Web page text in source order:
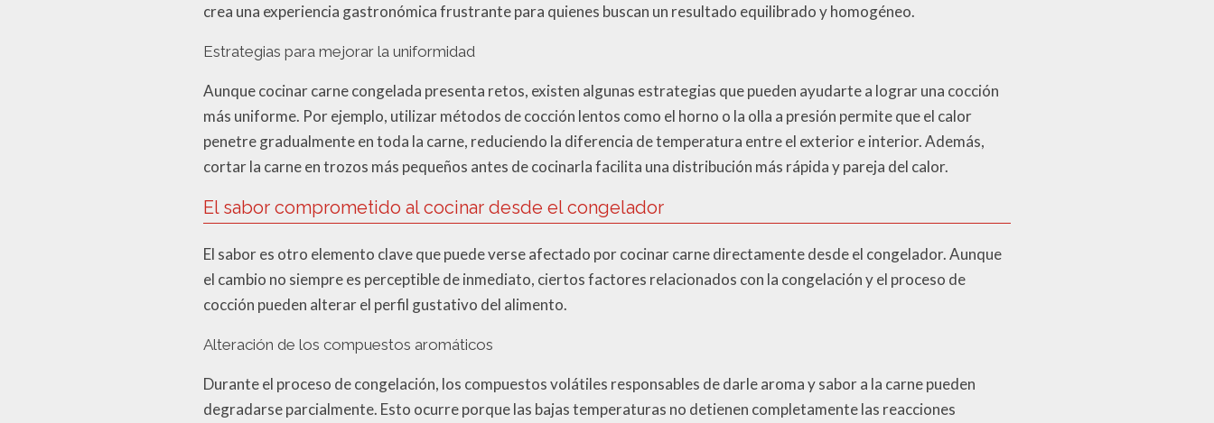
crea una experiencia gastronómica frustrante para quienes buscan un resultado equilibrado y homogéneo.
Estrategias para mejorar la uniformidad
Aunque cocinar carne congelada presenta retos, existen algunas estrategias que pueden ayudarte a lograr una cocción
más uniforme. Por ejemplo, utilizar métodos de cocción lentos como el horno o la olla a presión permite que el calor
penetre gradualmente en toda la carne, reduciendo la diferencia de temperatura entre el exterior e interior. Además,
cortar la carne en trozos más pequeños antes de cocinarla facilita una distribución más rápida y pareja del calor.
El sabor comprometido al cocinar desde el congelador
El sabor es otro elemento clave que puede verse afectado por cocinar carne directamente desde el congelador. Aunque
el cambio no siempre es perceptible de inmediato, ciertos factores relacionados con la congelación y el proceso de
cocción pueden alterar el perfil gustativo del alimento.
Alteración de los compuestos aromáticos
Durante el proceso de congelación, los compuestos volátiles responsables de darle aroma y sabor a la carne pueden
degradarse parcialmente. Esto ocurre porque las bajas temperaturas no detienen completamente las reacciones